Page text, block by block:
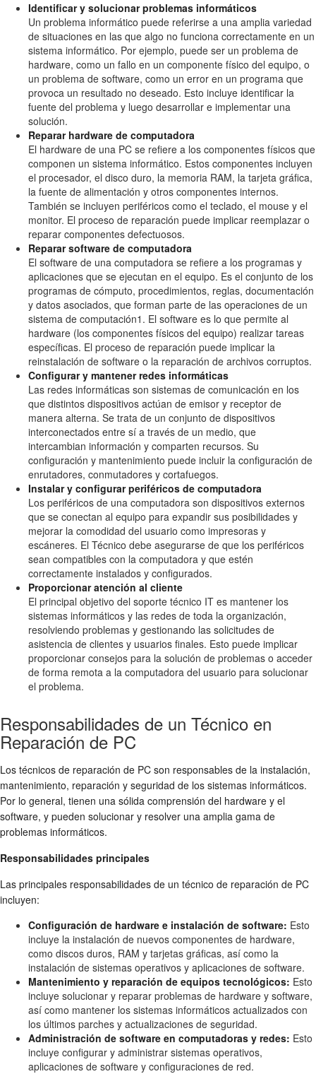
Identificar y solucionar problemas informáticos
Un problema informático puede referirse a una amplia variedad
de situaciones en las que algo no funciona correctamente en un
sistema informático. Por ejemplo, puede ser un problema de
hardware, como un fallo en un componente físico del equipo, o
un problema de software, como un error en un programa que
provoca un resultado no deseado. Esto incluye identificar la
fuente del problema y luego desarrollar e implementar una
solución.
Reparar hardware de computadora
El hardware de una PC se refiere a los componentes físicos que
componen un sistema informático. Estos componentes incluyen
el procesador, el disco duro, la memoria RAM, la tarjeta gráfica,
la fuente de alimentación y otros componentes internos.
También se incluyen periféricos como el teclado, el mouse y el
monitor. El proceso de reparación puede implicar reemplazar o
reparar componentes defectuosos.
Reparar software de computadora
El software de una computadora se refiere a los programas y
aplicaciones que se ejecutan en el equipo. Es el conjunto de los
programas de cómputo, procedimientos, reglas, documentación
y datos asociados, que forman parte de las operaciones de un
sistema de computación1. El software es lo que permite al
hardware (los componentes físicos del equipo) realizar tareas
específicas. El proceso de reparación puede implicar la
reinstalación de software o la reparación de archivos corruptos.
Configurar y mantener redes informáticas
Las redes informáticas son sistemas de comunicación en los
que distintos dispositivos actúan de emisor y receptor de
manera alterna. Se trata de un conjunto de dispositivos
interconectados entre sí a través de un medio, que
intercambian información y comparten recursos. Su
configuración y mantenimiento puede incluir la configuración de
enrutadores, conmutadores y cortafuegos.
Instalar y configurar periféricos de computadora
Los periféricos de una computadora son dispositivos externos
que se conectan al equipo para expandir sus posibilidades y
mejorar la comodidad del usuario como impresoras y
escáneres. El Técnico debe asegurarse de que los periféricos
sean compatibles con la computadora y que estén
correctamente instalados y configurados.
Proporcionar atención al cliente
El principal objetivo del soporte técnico IT es mantener los
sistemas informáticos y las redes de toda la organización,
resolviendo problemas y gestionando las solicitudes de
asistencia de clientes y usuarios finales. Esto puede implicar
proporcionar consejos para la solución de problemas o acceder
de forma remota a la computadora del usuario para solucionar
el problema.
Responsabilidades de un Técnico en
Reparación de PC
Los técnicos de reparación de PC son responsables de la instalación,
mantenimiento, reparación y seguridad de los sistemas informáticos.
Por lo general, tienen una sólida comprensión del hardware y el
software, y pueden solucionar y resolver una amplia gama de
problemas informáticos.
Responsabilidades principales
Las principales responsabilidades de un técnico de reparación de PC
incluyen:
Configuración de hardware e instalación de software: Esto
incluye la instalación de nuevos componentes de hardware,
como discos duros, RAM y tarjetas gráficas, así como la
instalación de sistemas operativos y aplicaciones de software.
Mantenimiento y reparación de equipos tecnológicos: Esto
incluye solucionar y reparar problemas de hardware y software,
así como mantener los sistemas informáticos actualizados con
los últimos parches y actualizaciones de seguridad.
Administración de software en computadoras y redes: Esto
incluye configurar y administrar sistemas operativos,
aplicaciones de software y configuraciones de red.